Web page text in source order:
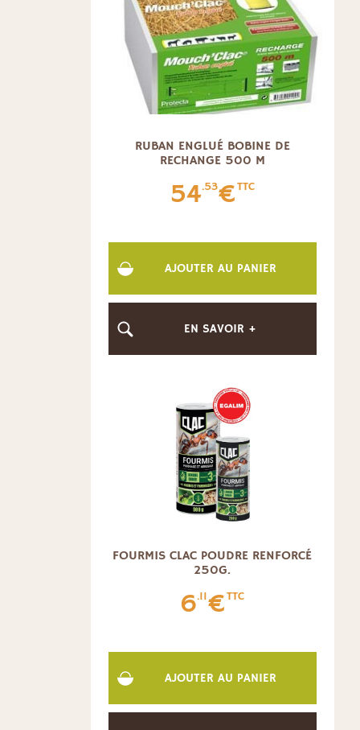
RUBAN ENGLUÉ BOBINE DE
RECHANGE 500 M
54.53€TTC
AJOUTER AU PANIER
EN SAVOIR +
FOURMIS CLAC POUDRE RENFORCÉ
250G.
6.11€TTC
AJOUTER AU PANIER